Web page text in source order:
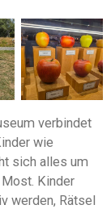
verbindet
wie
sich alles um
Kinder
werden, Rätsel